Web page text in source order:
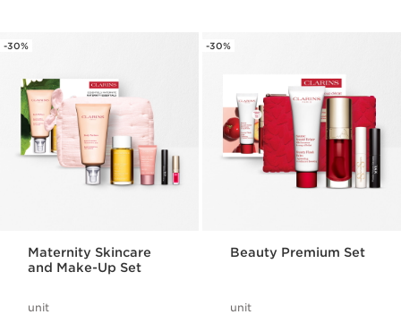
-30%
Maternity Skincare
and Make-Up Set
unit
-30%
Beauty Premium Set
unit